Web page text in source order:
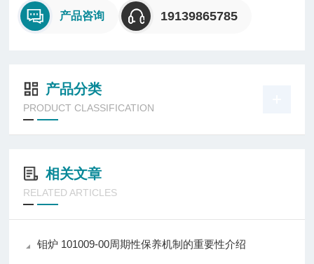
102055-00流量传感器
4320-PK滤膜（25片/盒）
产品咨询 19139865785
产品分类
PRODUCT CLASSIFICATION
相关文章
RELATED ARTICLES
钼炉 101009-00周期性保养机制的重要性介绍